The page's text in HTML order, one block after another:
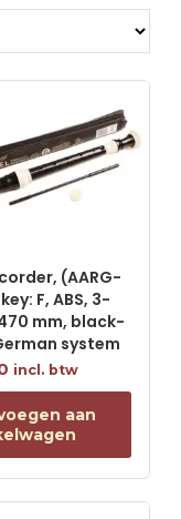
(AARG-
F, ABS, 3-
mm, black-
system
incl. btw
aan